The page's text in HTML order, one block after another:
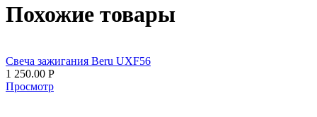
Похожие товары
Свеча зажигания Beru UXF56
1 250.00 Р
Просмотр